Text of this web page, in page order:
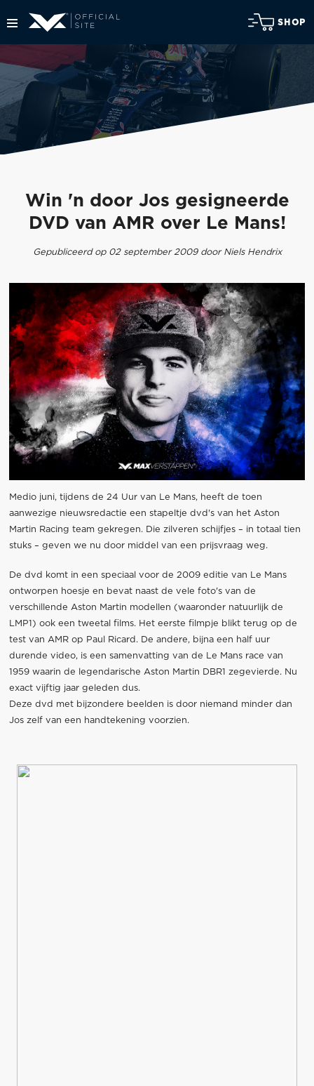
SHOP
Win 'n door Jos gesigneerde
DVD van AMR over Le Mans!
Gepubliceerd op 02 september 2009 door Niels Hendrix
Medio juni, tijdens de 24 Uur van Le Mans, heeft de toen
aanwezige nieuwsredactie een stapeltje dvd's van het Aston
Martin Racing team gekregen. Die zilveren schijfjes – in totaal tien
stuks – geven we nu door middel van een prijsvraag weg.
De dvd komt in een speciaal voor de 2009 editie van Le Mans
ontworpen hoesje en bevat naast de vele foto's van de
verschillende Aston Martin modellen (waaronder natuurlijk de
LMP1) ook een tweetal films. Het eerste filmpje blikt terug op de
test van AMR op Paul Ricard. De andere, bijna een half uur
durende video, is een samenvatting van de Le Mans race van
1959 waarin de legendarische Aston Martin DBR1 zegevierde. Nu
exact vijftig jaar geleden dus.
Deze dvd met bijzondere beelden is door niemand minder dan
Jos zelf van een handtekening voorzien.